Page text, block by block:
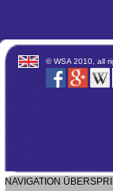
© WSA 2010, all
NAVIGATION